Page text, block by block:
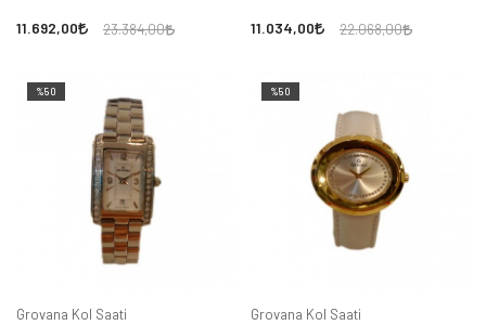
11.692,00 23.384,00 11.034,00 22.068,00
%50
Grovana Kol Saati
%50
Grovana Kol Saati